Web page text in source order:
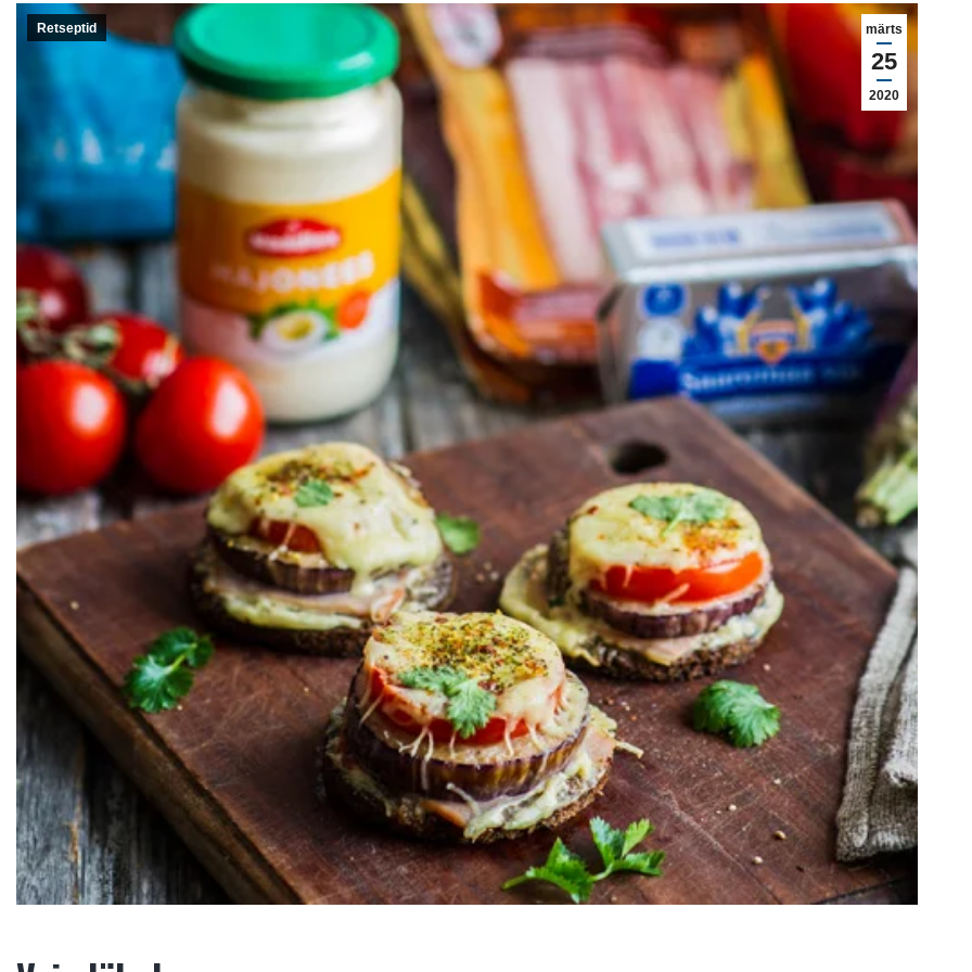
märts
25
2020
Retseptid